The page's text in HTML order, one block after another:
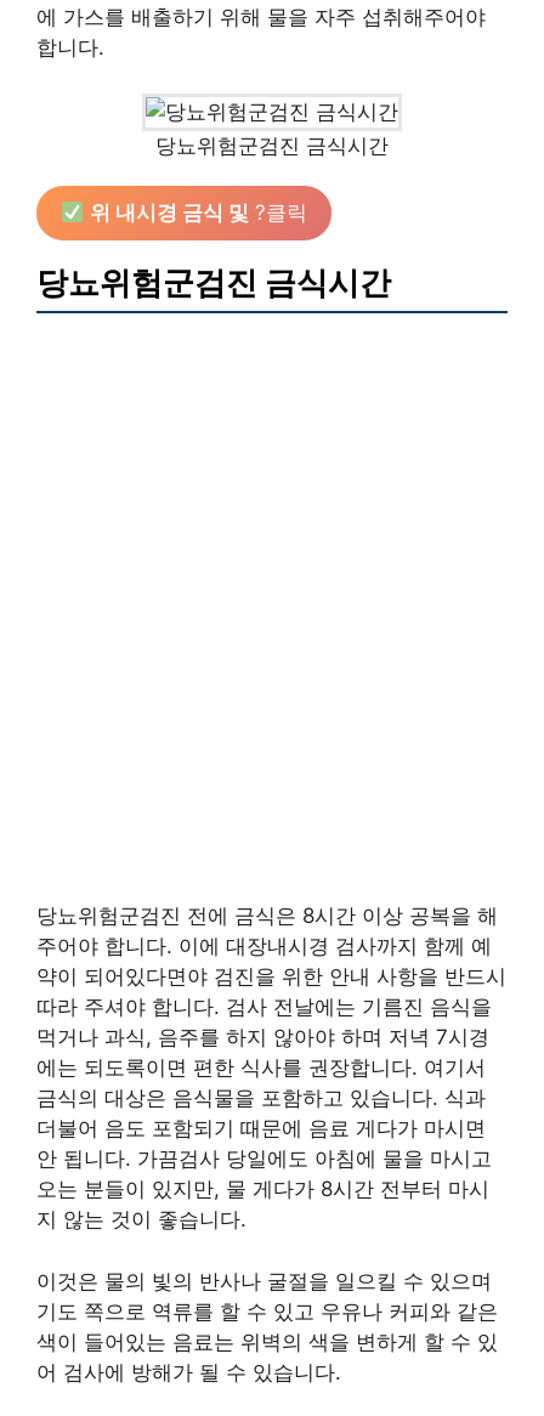
에 가스를 배출하기 위해 물을 자주 섭취해주어야
합니다.
당뇨위험군검진 금식시간
위 내시경 금식 및 ?클릭
당뇨위험군검진 금식시간
당뇨위험군검진 전에 금식은 8시간 이상 공복을 해
주어야 합니다. 이에 대장내시경 검사까지 함께 예
약이 되어있다면야 검진을 위한 안내 사항을 반드시
따라 주셔야 합니다. 검사 전날에는 기름진 음식을
먹거나 과식, 음주를 하지 않아야 하며 저녁 7시경
에는 되도록이면 편한 식사를 권장합니다. 여기서
금식의 대상은 음식물을 포함하고 있습니다. 식과
더불어 음도 포함되기 때문에 음료 게다가 마시면
안 됩니다. 가끔검사 당일에도 아침에 물을 마시고
오는 분들이 있지만, 물 게다가 8시간 전부터 마시
지 않는 것이 좋습니다.
이것은 물의 빛의 반사나 굴절을 일으킬 수 있으며
기도 쪽으로 역류를 할 수 있고 우유나 커피와 같은
색이 들어있는 음료는 위벽의 색을 변하게 할 수 있
어 검사에 방해가 될 수 있습니다.